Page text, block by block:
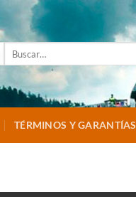
TÉRMINOS Y GARANTÍAS